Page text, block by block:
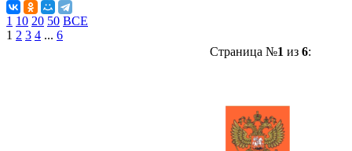
1 10 20 50 ВСЕ
1 2 3 4 ... 6
Страница №1 из 6: